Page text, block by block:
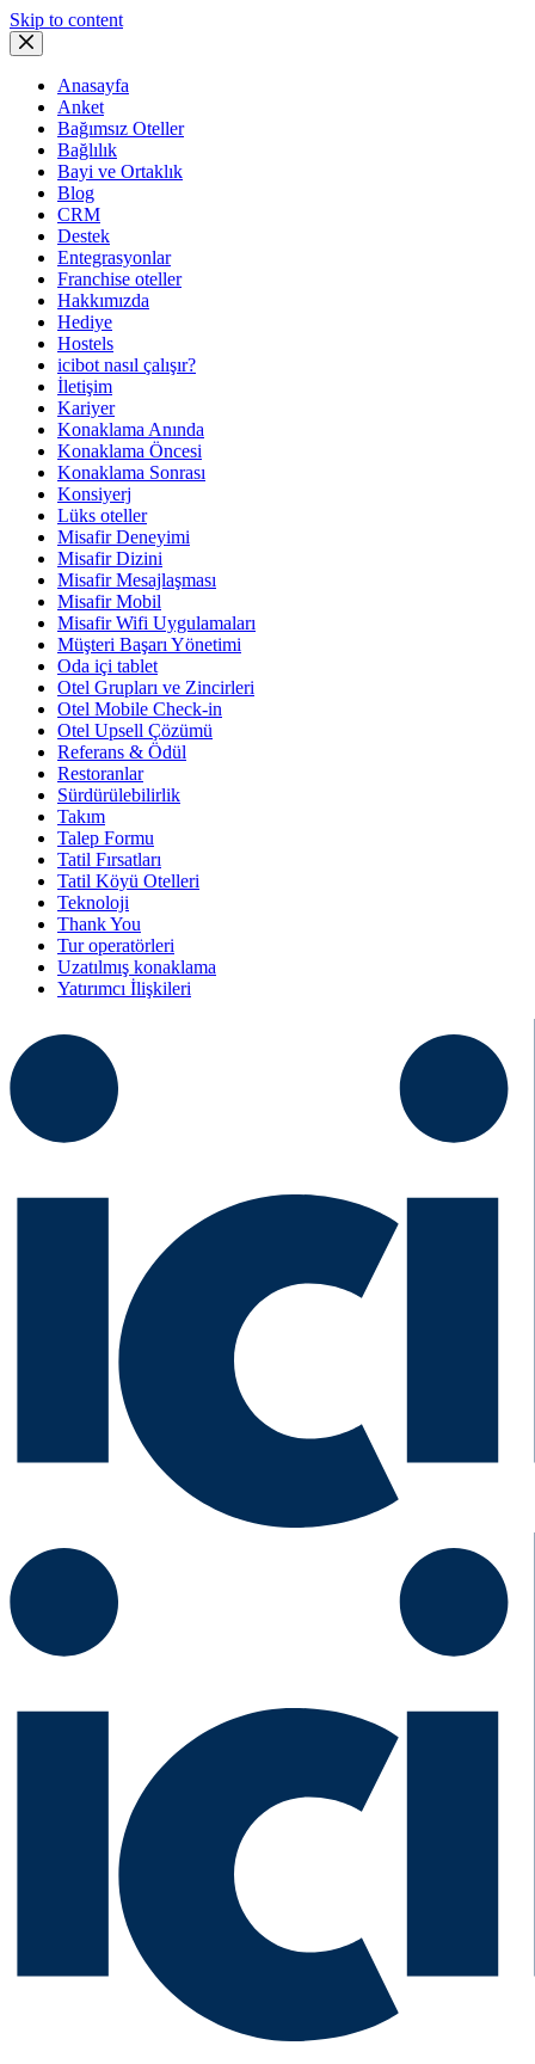
Skip to content
Anasayfa
Anket
Bağımsız Oteller
Bağlılık
Bayi ve Ortaklık
Blog
CRM
Destek
Entegrasyonlar
Franchise oteller
Hakkımızda
Hediye
Hostels
icibot nasıl çalışır?
İletişim
Kariyer
Konaklama Anında
Konaklama Öncesi
Konaklama Sonrası
Konsiyerj
Lüks oteller
Misafir Deneyimi
Misafir Dizini
Misafir Mesajlaşması
Misafir Mobil
Misafir Wifi Uygulamaları
Müşteri Başarı Yönetimi
Oda içi tablet
Otel Grupları ve Zincirleri
Otel Mobile Check-in
Otel Upsell Çözümü
Referans & Ödül
Restoranlar
Sürdürülebilirlik
Takım
Talep Formu
Tatil Fırsatları
Tatil Köyü Otelleri
Teknoloji
Thank You
Tur operatörleri
Uzatılmış konaklama
Yatırımcı İlişkileri